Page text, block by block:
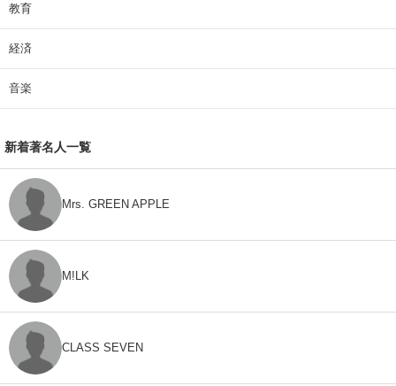
教育
経済
音楽
新着著名人一覧
Mrs. GREEN APPLE
M!LK
CLASS SEVEN